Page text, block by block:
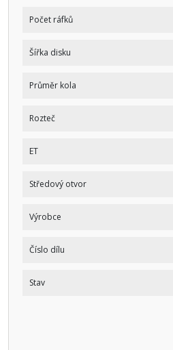
Počet ráfků
Šířka disku
Průměr kola
Rozteč
ET
Středový otvor
Výrobce
Číslo dílu
Stav